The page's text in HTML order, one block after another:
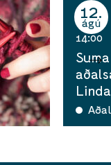
12
ágú
14:00